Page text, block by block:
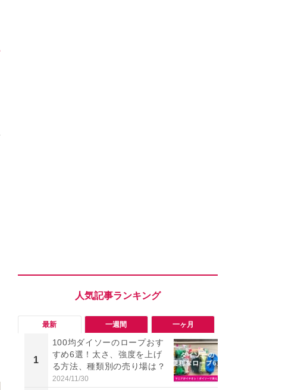
最新 一週間 一ヶ月
1
100均ダイソーのロープおす
すめ6選！太さ、強度を上げ
る方法、種類別の売り場は？
2024/11/30